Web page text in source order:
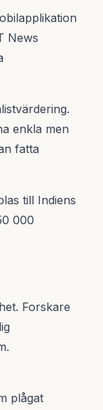
News
enkla men
fatta
till Indiens
000
Forskare
plågat